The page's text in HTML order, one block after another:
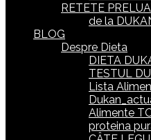
RETETE
de la
BLOG
Despre Dieta
DIETA
TESTUL
Lista
Alimente
proteina